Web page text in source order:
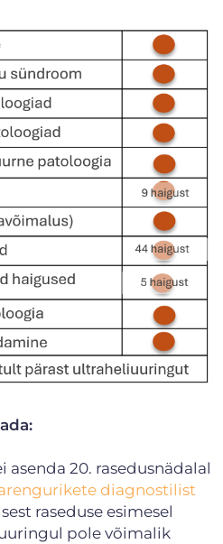
asenda 20. rasedusnädalal
diagnostilist
sest raseduse esimesel
pole võimalik